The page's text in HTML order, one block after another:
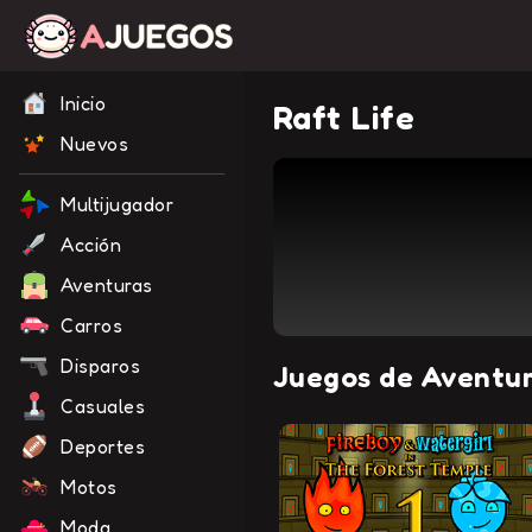
Inicio
Nuevos
Multijugador
Acción
Aventuras
Carros
Disparos
Casuales
Deportes
Motos
Moda
Raft Life
Juegos de